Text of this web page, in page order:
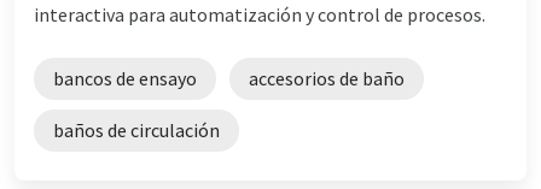
interactiva para automatización y control de procesos.
bancos de ensayo accesorios de baño
baños de circulación